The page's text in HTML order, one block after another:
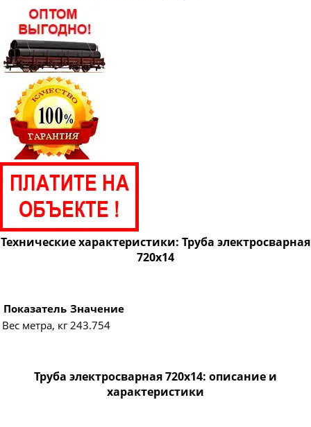
Труба электросварная 820
Труба электросварная 920
Труба электросварная 1020
Труба электросварная 1220
Труба электросварная 1420
Технические характеристики: Труба электросварная
720х14
Показатель Значение
Вес метра, кг 243.754
Труба электросварная 720х14: описание и
характеристики